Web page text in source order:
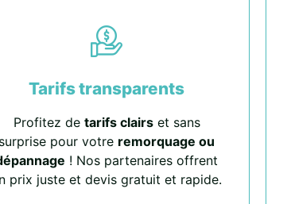
Tarifs transparents
Profitez de tarifs clairset sans
surprise pour votre remorquage ou
! Nos partenaires offrent
prix juste et devis gratuit et rapide.